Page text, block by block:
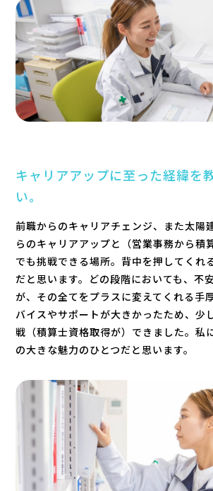
キャリアアップに至った経緯を
い。
前職からのキャリアチェンジ、また太陽
らのキャリアアップと（営業事務から積
でも挑戦できる場所。背中を押してくれ
だと思います。どの段階においても、不
が、その全てをプラスに変えてくれる手
バイスやサポートが大きかったため、少
戦（積算士資格取得が）できました。私
の大きな魅力のひとつだと思います。